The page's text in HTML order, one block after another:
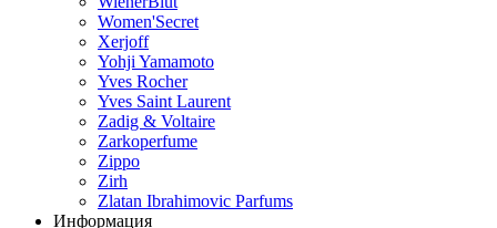
Women'Secret
Xerjoff
Yohji Yamamoto
Yves Rocher
Yves Saint Laurent
Zadig & Voltaire
Zarkoperfume
Zippo
Zirh
Zlatan Ibrahimovic Parfums
Информация